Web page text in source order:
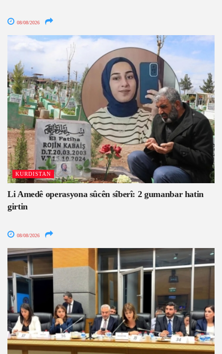
08/08/2026
KURDISTAN
Li Amedê operasyona sûcên sîberî: 2 gumanbar hatin
girtin
08/08/2026